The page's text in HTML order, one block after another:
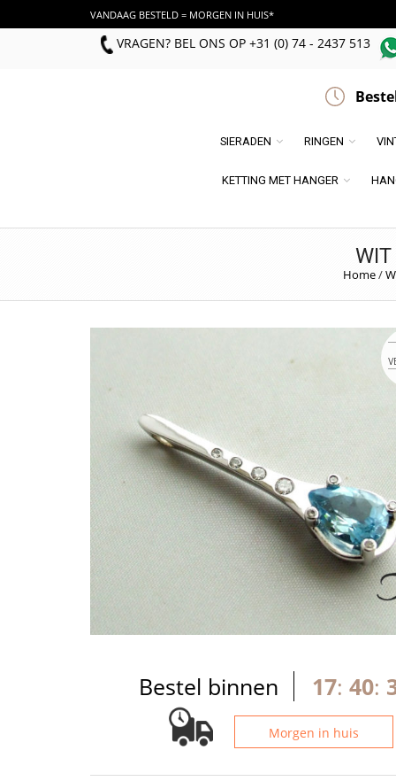
VANDAAG BESTELD = MORGEN IN HUIS*
VRAGEN? BEL ONS OP +31 (0) 74 - 2437 513
SIERADEN RINGEN
KETTING MET HANGER
Home/
Bestel binnen 17:40:
Morgen in huis